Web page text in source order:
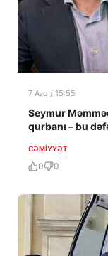
7 Avq / 15:55
Seymur
qurbanı – bu
CƏMIYYƏT
0 0